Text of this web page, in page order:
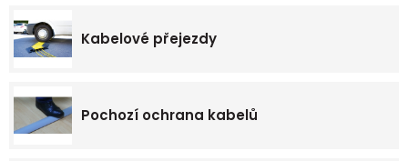
Kabelové přejezdy
Pochozí ochrana kabelů